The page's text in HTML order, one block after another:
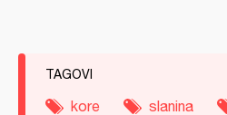
TAGOVI
kore slanina